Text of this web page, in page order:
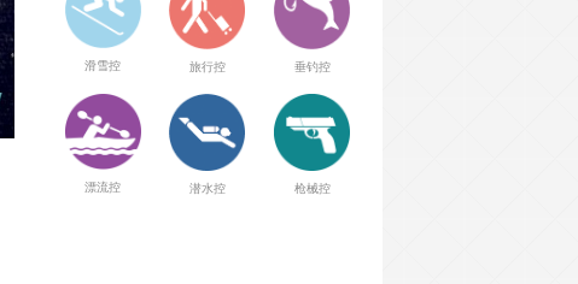
滑雪控 旅行控 垂钓控
漂流控 潜水控 枪械控